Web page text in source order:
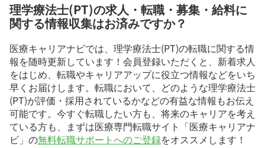
理学療法士(PT)の求人・転職・募集・給料に
関する情報収集はお済みですか？
医療キャリアナビでは、理学療法士(PT)の転職に関する情
報を随時更新しています！会員登録いただくと、新着求人
をはじめ、転職やキャリアアップに役立つ情報などをいち
早くお届けします。転職において、どのような理学療法士
(PT)が評価・採用されているかなどの有益な情報もお伝え
可能です。今すぐ転職したい方も、将来のキャリアを考え
ている方も、まずは医療専門転職サイト「医療キャリアナ
ビ」の無料転職サポートへのご登録をオススメします！